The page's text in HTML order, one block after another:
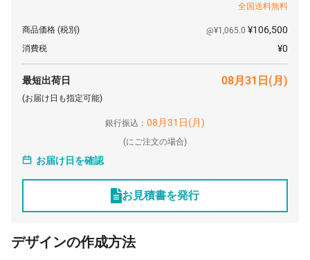
全国送料無料
商品価格 (税別) @¥1,065.0 ¥106,500
消費税 ¥0
最短出荷日 08月31日(月)
(お届け日も指定可能)
銀行振込： 08月31日(月)
(にご注文の場合)
お届け日を確認
お見積書を発行
デザインの作成方法